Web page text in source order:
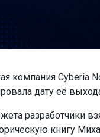
компания Cyberia
дату её
разработчики
книгу